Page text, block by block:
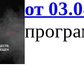
от